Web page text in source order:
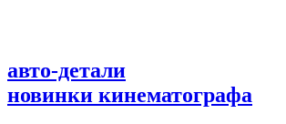
авто-детали
новинки кинематографа